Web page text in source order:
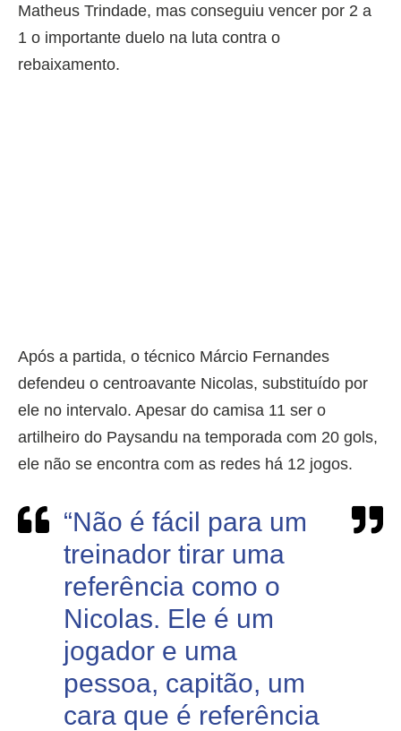
Matheus Trindade, mas conseguiu vencer por 2 a
1 o importante duelo na luta contra o
rebaixamento.
Após a partida, o técnico Márcio Fernandes
defendeu o centroavante Nicolas, substituído por
ele no intervalo. Apesar do camisa 11 ser o
artilheiro do Paysandu na temporada com 20 gols,
ele não se encontra com as redes há 12 jogos.
“Não é fácil para um
treinador tirar uma
referência como o
Nicolas. Ele é um
jogador e uma
pessoa, capitão, um
cara que é referência